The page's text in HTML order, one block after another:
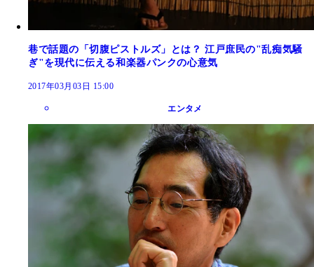
巷で話題の「切腹ピストルズ」とは？ 江戸庶民の"乱痴気騒
ぎ"を現代に伝える和楽器パンクの心意気
2017年03月03日 15:00
エンタメ